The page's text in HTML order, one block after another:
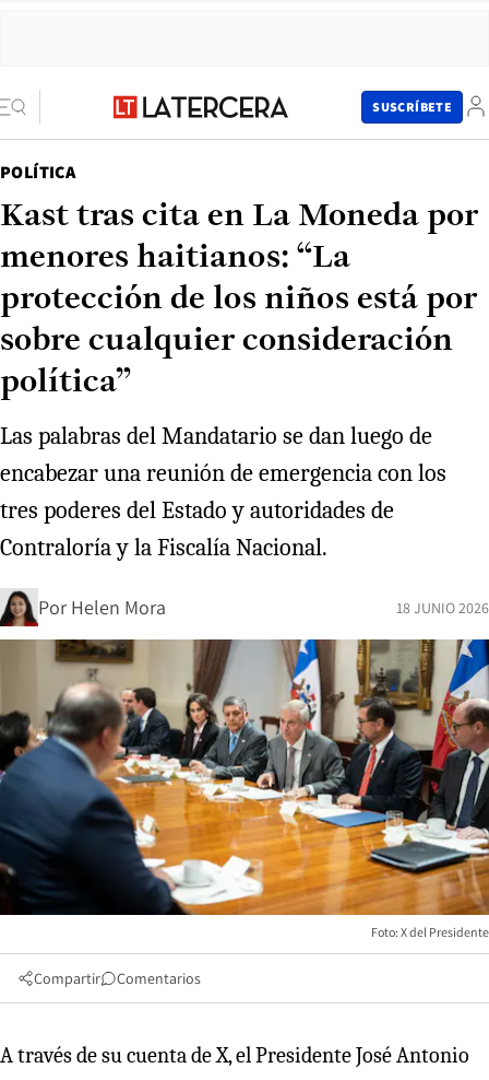
SUSCRÍBETE
POLÍTICA
Kast tras cita en La Moneda por
menores haitianos: “La
protección de los niños está por
sobre cualquier consideración
política”
Las palabras del Mandatario se dan luego de
encabezar una reunión de emergencia con los
tres poderes del Estado y autoridades de
Contraloría y la Fiscalía Nacional.
Por Helen Mora 18 JUNIO 2026
Foto: X del Presidente
Compartir Comentarios
A través de su cuenta de X, el Presidente José Antonio